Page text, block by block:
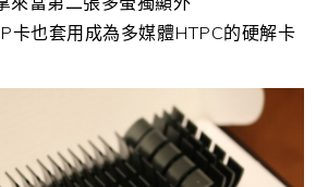
卡也套用成為多媒體HTPC的硬解卡